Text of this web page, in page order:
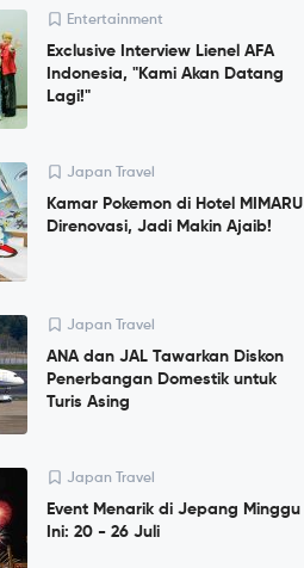
Entertainment
Exclusive Interview Lienel AFA
Indonesia, "Kami Akan Datang
Lagi!"
Japan Travel
Kamar Pokemon di Hotel MIMARU
Direnovasi, Jadi Makin Ajaib!
Japan Travel
ANA dan JAL Tawarkan Diskon
Penerbangan Domestik untuk
Turis Asing
Japan Travel
Event Menarik di Jepang Minggu
Ini: 20 - 26 Juli